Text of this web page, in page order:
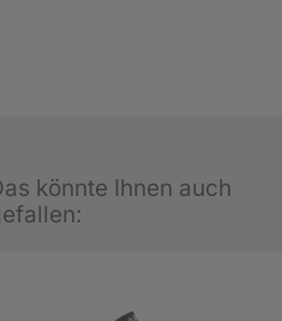
könnte Ihnen auch